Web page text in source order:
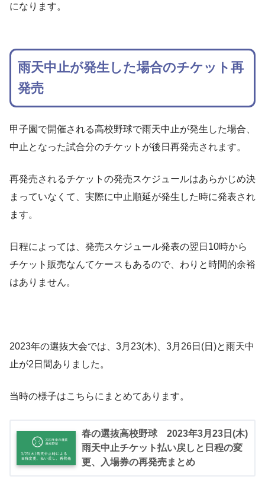
になります。
雨天中止が発生した場合のチケット再
発売
甲子園で開催される高校野球で雨天中止が発生した場合、
中止となった試合分のチケットが後日再発売されます。
再発売されるチケットの発売スケジュールはあらかじめ決
まっていなくて、実際に中止順延が発生した時に発表され
ます。
日程によっては、発売スケジュール発表の翌日10時から
チケット販売なんてケースもあるので、わりと時間的余裕
はありません。
2023年の選抜大会では、3月23(木)、3月26日(日)と雨天中
止が2日間ありました。
当時の様子はこちらにまとめてあります。
春の選抜高校野球 2023年3月23日(木)
雨天中止チケット払い戻しと日程の変
更、入場券の再発売まとめ